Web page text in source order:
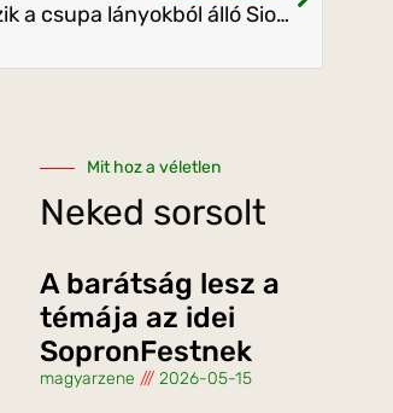
Izgalmas és lendületes zenével érkezik a csupa lányokból álló Siotra zenekar
Mit hoz a véletlen
Neked sorsolt
A barátság lesz a
témája az idei
SopronFestnek
magyarzene 2026-05-15